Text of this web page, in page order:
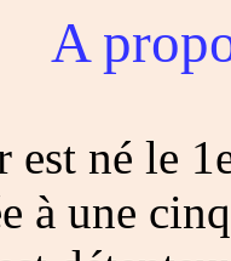
A
né le
à une